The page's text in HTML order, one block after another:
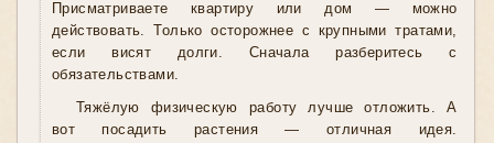
Присматриваете квартиру или дом — можно
действовать. Только осторожнее с крупными тратами,
если висят долги. Сначала разберитесь с
обязательствами.
Тяжёлую физическую работу лучше отложить. А
вот посадить растения — отличная идея.